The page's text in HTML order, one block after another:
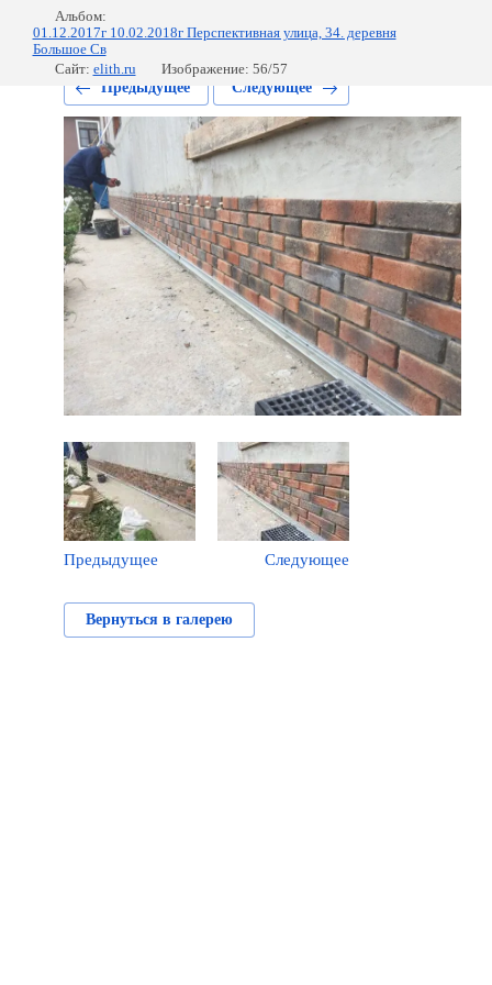
Альбом:
01.12.2017г 10.02.2018г Перспективная улица, 34. деревня
Большое Св
Сайт: elith.ru
Изображение: 56/57
Предыдущее
Следующее
Предыдущее Следующее
Вернуться в галерею